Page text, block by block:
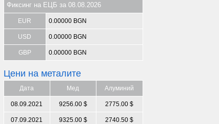
Фиксинг на ЕЦБ за 08.08.2026
EUR 0.00000 BGN
USD 0.00000 BGN
GBP 0.00000 BGN
Цени на металите
Дата Мед Алуминий
08.09.2021 9256.00 $ 2775.00 $
07.09.2021 9325.00 $ 2740.50 $